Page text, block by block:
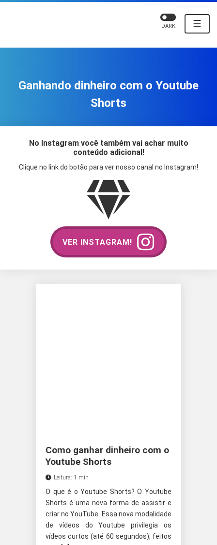
☰
DARK
Ganhando dinheiro com o Youtube
Shorts
No Instagram você também vai achar muito
conteúdo adicional!
Clique no link do botão para ver nosso canal no Instagram!
VER INSTAGRAM!
Como ganhar dinheiro com o
Youtube Shorts
Leitura: 1 min
O que é o Youtube Shorts? O Youtube
Shorts é uma nova forma de assistir e
criar no YouTube. Essa nova modalidade
de vídeos do Youtube privilegia os
vídeos curtos (até 60 segundos), feitos